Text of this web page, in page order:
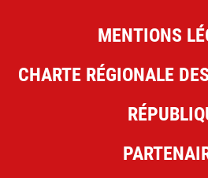
MENTIONS
CHARTE RÉGIONALE